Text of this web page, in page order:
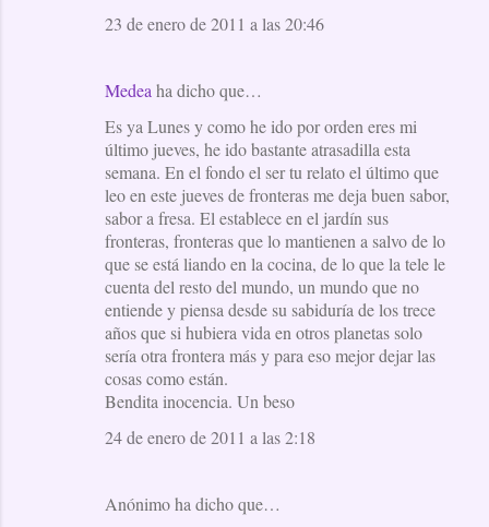
23 de enero de 2011 a las 20:46
Medea ha dicho que…
Es ya Lunes y como he ido por orden eres mi
último jueves, he ido bastante atrasadilla esta
semana. En el fondo el ser tu relato el último que
leo en este jueves de fronteras me deja buen sabor,
sabor a fresa. El establece en el jardín sus
fronteras, fronteras que lo mantienen a salvo de lo
que se está liando en la cocina, de lo que la tele le
cuenta del resto del mundo, un mundo que no
entiende y piensa desde su sabiduría de los trece
años que si hubiera vida en otros planetas solo
sería otra frontera más y para eso mejor dejar las
cosas como están.
Bendita inocencia. Un beso
24 de enero de 2011 a las 2:18
Anónimo ha dicho que…